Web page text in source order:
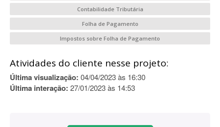
Contabilidade Tributária
Folha de Pagamento
Impostos sobre Folha de Pagamento
Atividades do cliente nesse projeto:
Última visualização: 04/04/2023 às 16:30
Última interação: 27/01/2023 às 14:53